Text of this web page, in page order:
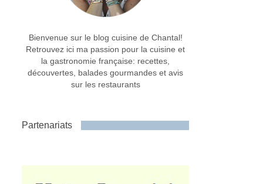
Bienvenue sur le blog cuisine de Chantal!
Retrouvez ici ma passion pour la cuisine et
la gastronomie française: recettes,
découvertes, balades gourmandes et avis
sur les restaurants
Partenariats